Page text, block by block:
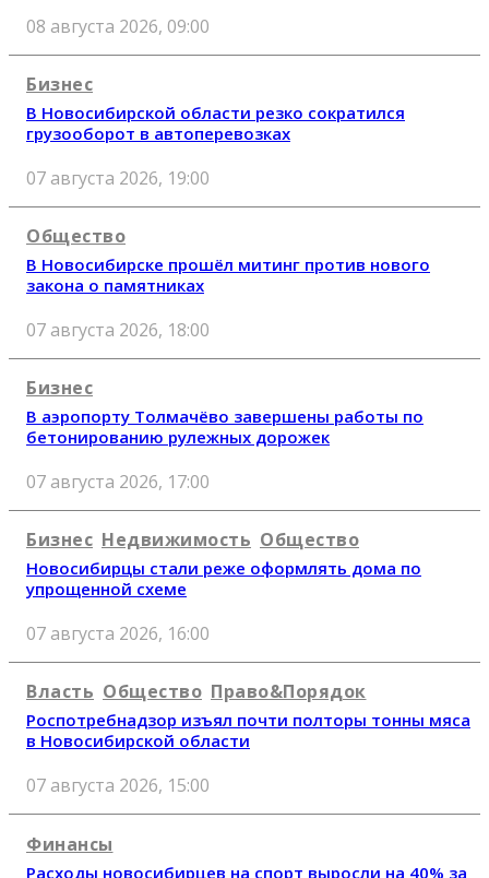
08 августа 2026, 09:00
Бизнес
В Новосибирской области резко сократился
грузооборот в автоперевозках
07 августа 2026, 19:00
Общество
В Новосибирске прошёл митинг против нового
закона о памятниках
07 августа 2026, 18:00
Бизнес
В аэропорту Толмачёво завершены работы по
бетонированию рулежных дорожек
07 августа 2026, 17:00
Бизнес Недвижимость Общество
Новосибирцы стали реже оформлять дома по
упрощенной схеме
07 августа 2026, 16:00
Власть Общество Право&Порядок
Роспотребнадзор изъял почти полторы тонны мяса
в Новосибирской области
07 августа 2026, 15:00
Финансы
Расходы новосибирцев на спорт выросли на 40% за